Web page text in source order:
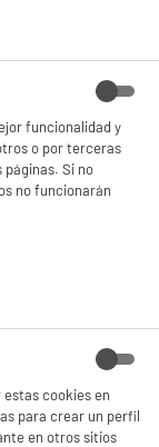
Marca y
C ECO
funcionalidad y
o por terceras
Si no
no funcionarán
cookies en
para crear un perfil
en otros sitios